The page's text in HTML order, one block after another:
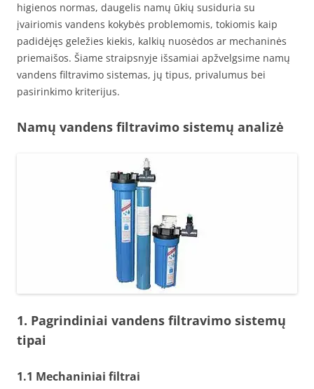
higienos normas, daugelis namų ūkių susiduria su
įvairiomis vandens kokybės problemomis, tokiomis kaip
padidėjęs geležies kiekis, kalkių nuosėdos ar mechaninės
priemaišos. Šiame straipsnyje išsamiai apžvelgsime namų
vandens filtravimo sistemas, jų tipus, privalumus bei
pasirinkimo kriterijus.
Namų vandens filtravimo sistemų analizė
1. Pagrindiniai vandens filtravimo sistemų
tipai
1.1 Mechaniniai filtrai